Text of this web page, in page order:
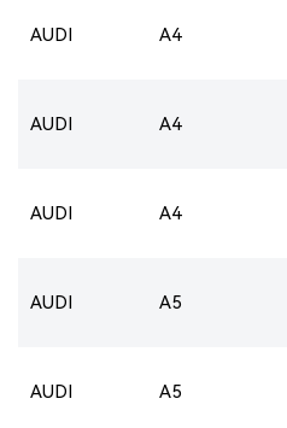
AUDI A4
AUDI A4
AUDI A4
AUDI A5
AUDI A5